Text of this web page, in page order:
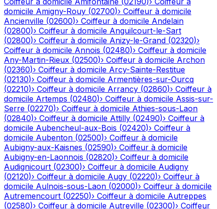
domicile Amigny-Rouy (02700)› Coiffeur à domicile
Ancienville (02600)› Coiffeur à domicile Andelain
(02800)› Coiffeur à domicile Anguilcourt-le-Sart
(02800)› Coiffeur à domicile Anizy-le-Grand (02320)›
Coiffeur à domicile Annois (02480)› Coiffeur à domicile
Any-Martin-Rieux (02500)› Coiffeur à domicile Archon
(02360)› Coiffeur à domicile Arcy-Sainte-Restitue
(02130)› Coiffeur à domicile Armentières-sur-Ourcq
(02210)› Coiffeur à domicile Arrancy (02860)› Coiffeur à
domicile Artemps (02480)› Coiffeur à domicile Assis-sur-
Serre (02270)› Coiffeur à domicile Athies-sous-Laon
(02840)› Coiffeur à domicile Attilly (02490)› Coiffeur à
domicile Aubencheul-aux-Bois (02420)› Coiffeur à
domicile Aubenton (02500)› Coiffeur à domicile
Aubigny-aux-Kaisnes (02590)› Coiffeur à domicile
Aubigny-en-Laonnois (02820)› Coiffeur à domicile
Audignicourt (02300)› Coiffeur à domicile Audigny
(02120)› Coiffeur à domicile Augy (02220)› Coiffeur à
domicile Aulnois-sous-Laon (02000)› Coiffeur à domicile
Autremencourt (02250)› Coiffeur à domicile Autreppes
(02580)› Coiffeur à domicile Autreville (02300)› Coiffeur